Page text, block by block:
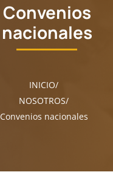
Convenios
nacionales
INICIO
NOSOTROS
Convenios nacionales